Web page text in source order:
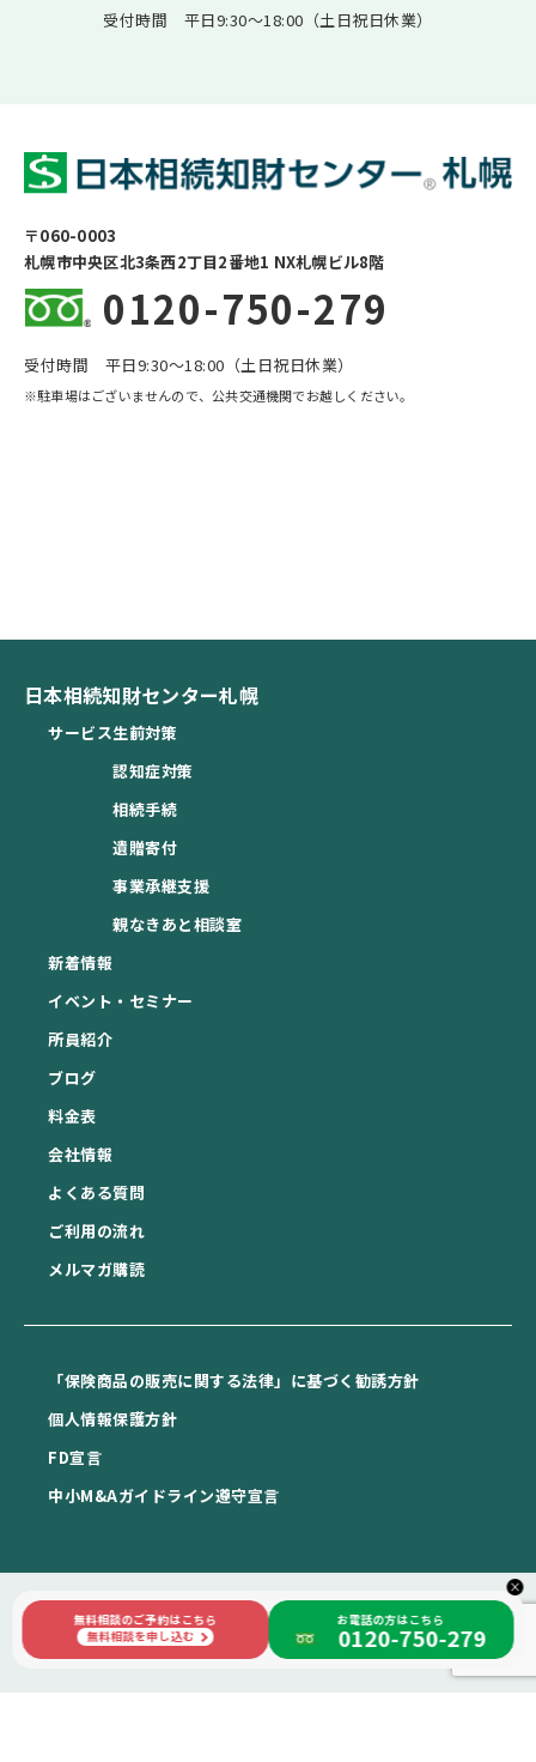
受付時間 平日9:30〜18:00（土日祝日休業）
×
無料相談のご予約はこちら
無料相談を申し込む
お電話の方はこちら
0120-750-279
〒060-0003
札幌市中央区北3条西2丁目2番地1 NX札幌ビル8階
0120-750-279
受付時間 平日9:30〜18:00（土日祝日休業）
※駐車場はございませんので、公共交通機関でお越しください。
日本相続知財センター札幌
サービス生前対策
認知症対策
相続手続
遺贈寄付
事業承継支援
親なきあと相談室
新着情報
イベント・セミナー
所員紹介
ブログ
料金表
会社情報
よくある質問
ご利用の流れ
メルマガ購読
「保険商品の販売に関する法律」に基づく勧誘方針
個⼈情報保護⽅針
FD宣⾔
中⼩M&Aガイドライン遵守宣⾔
Copyright © 日本相続知財センター札幌 All rights reserved.